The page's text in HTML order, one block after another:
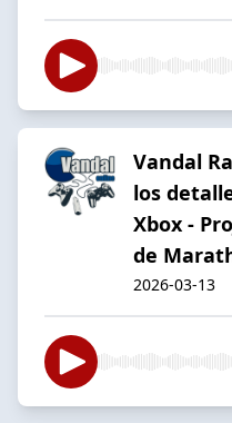
Vandal
los
Xbox -
de
2026-03-13